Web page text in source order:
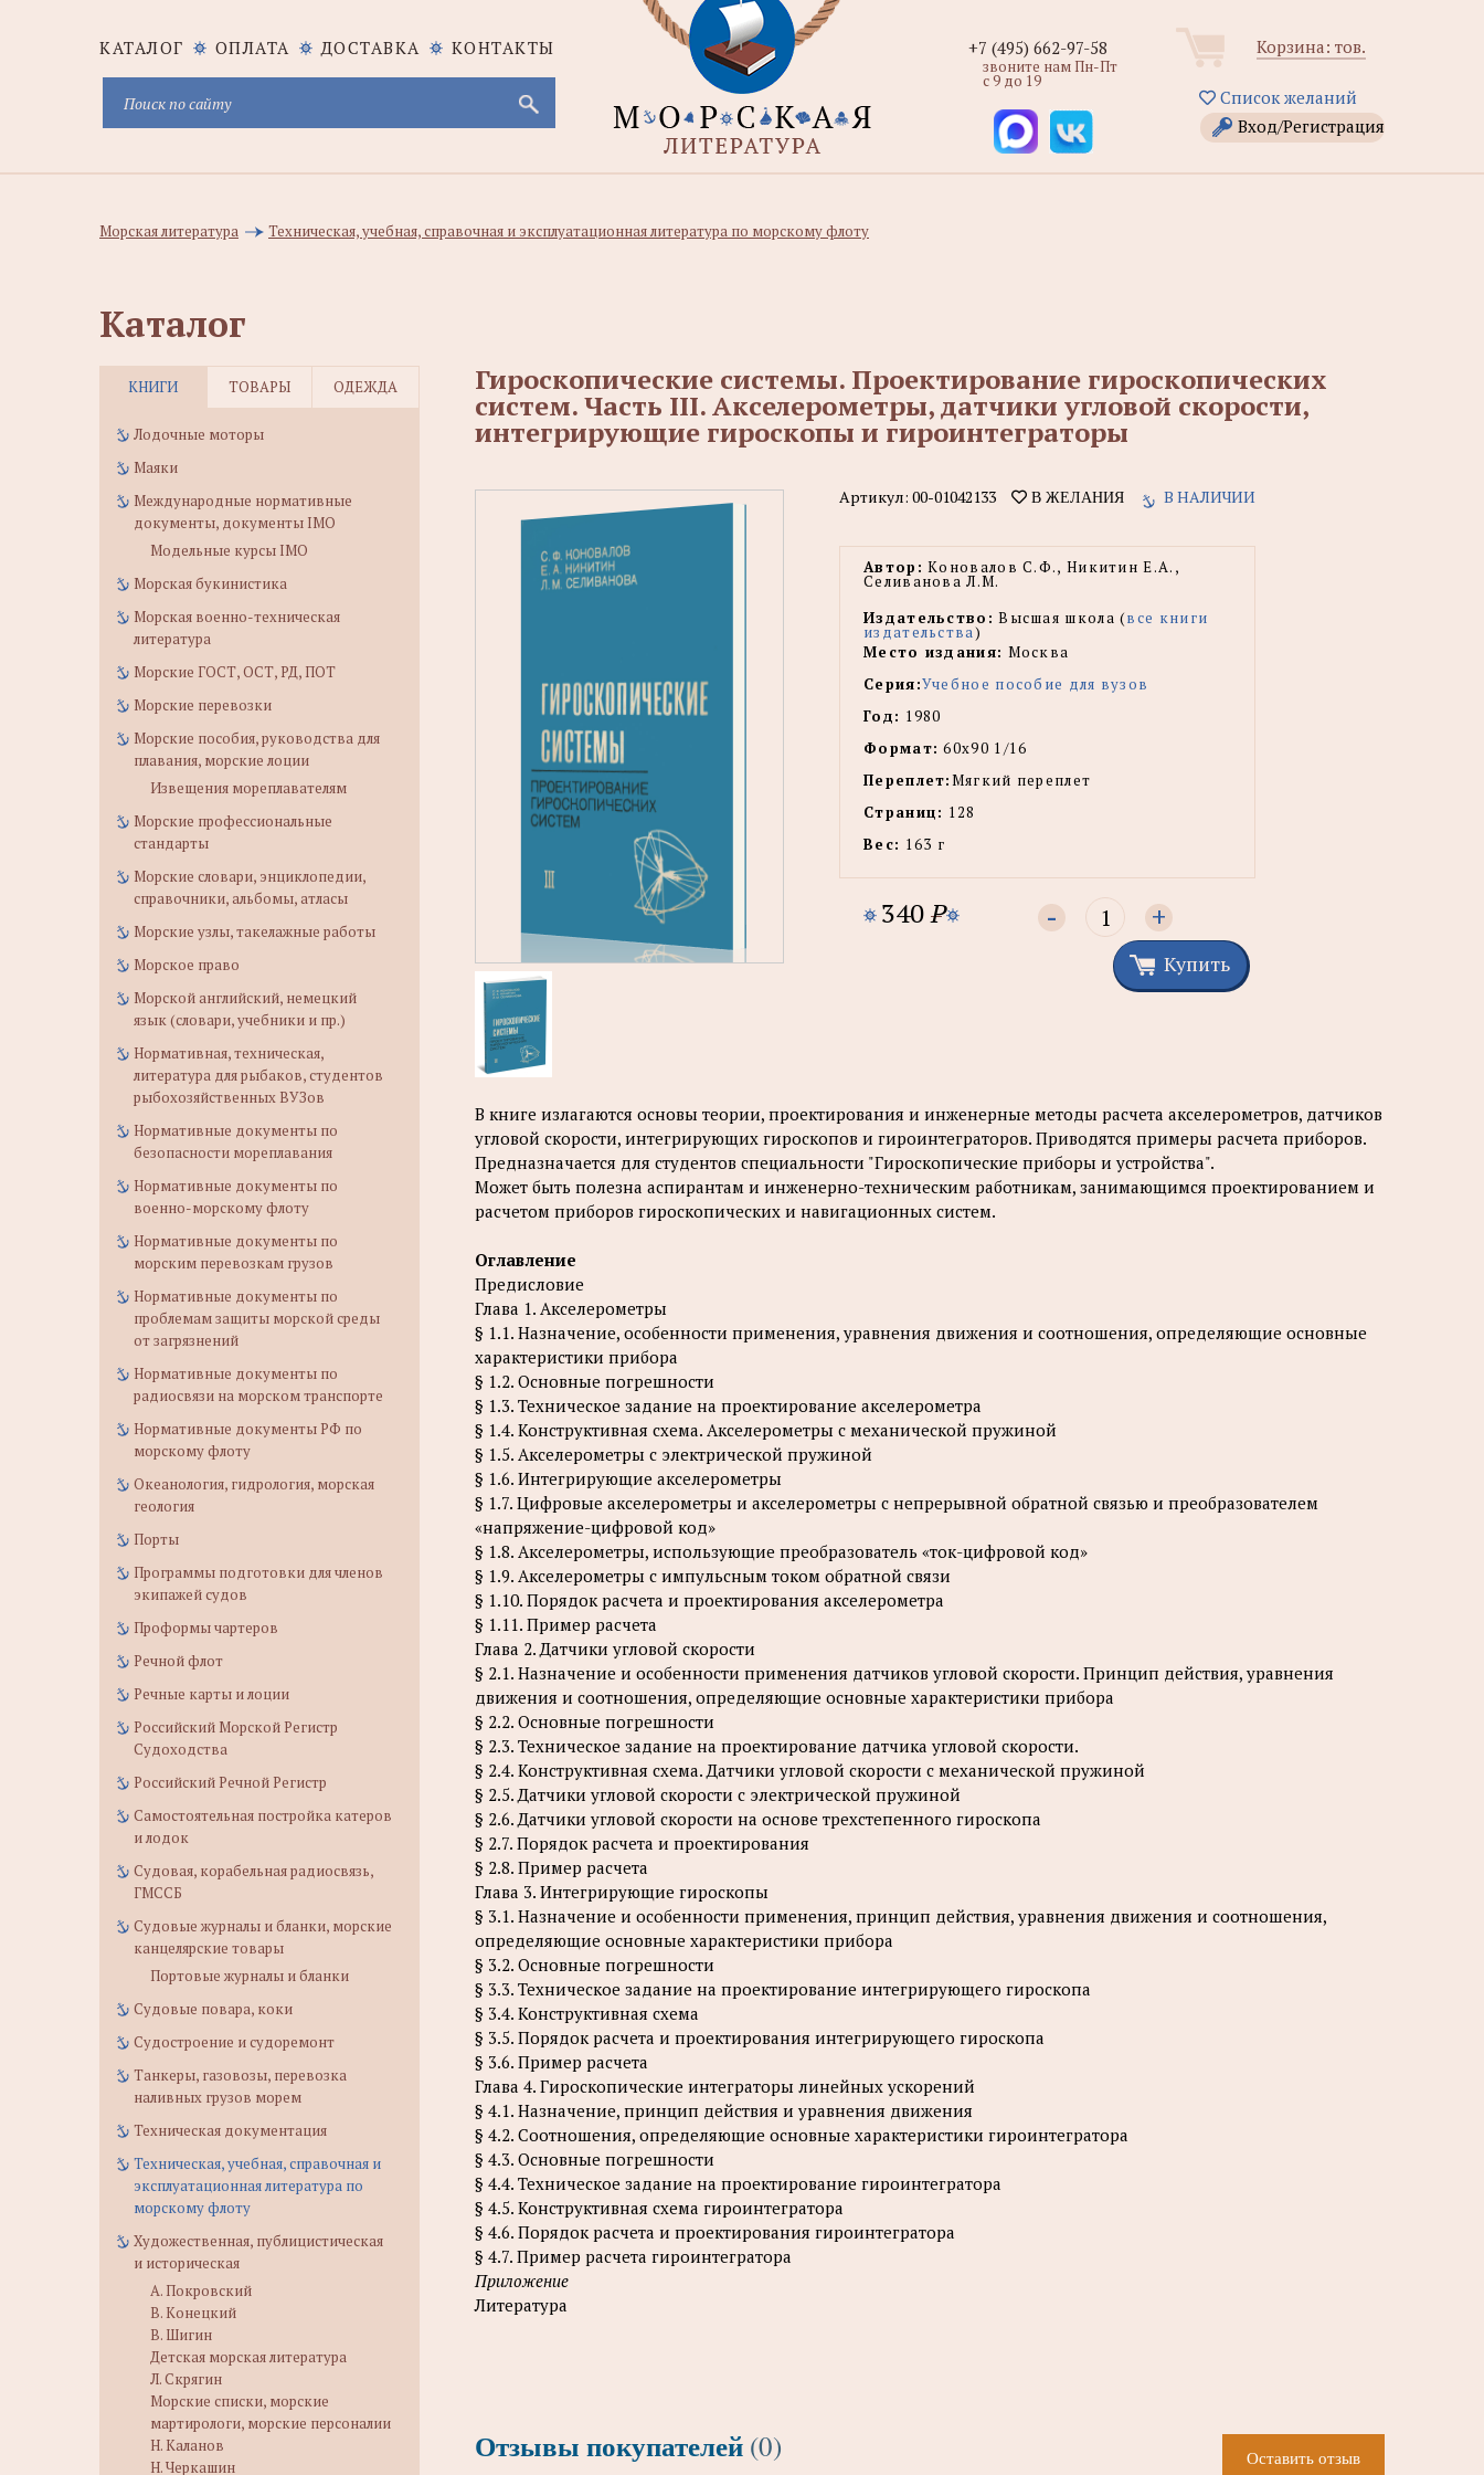
КАТАЛОГ ОПЛАТА ДОСТАВКА КОНТАКТЫ Корзина: тов.
Список желаний
Вход/Регистрация
+7 (495) 662-97-58
звоните нам Пн-Пт
с 9 до 19
Морская литература Техническая, учебная, справочная и эксплуатационная литература по морскому флоту
Каталог
КНИГИ ТОВАРЫ ОДЕЖДА
Лодочные моторы
Маяки
Международные нормативные
документы, документы IMO
Модельные курсы IMO
Морская букинистика
Морская военно-техническая
литература
Морские ГОСТ, ОСТ, РД, ПОТ
Морские перевозки
Морские пособия, руководства для
плавания, морские лоции
Извещения мореплавателям
Морские профессиональные
стандарты
Морские словари, энциклопедии,
справочники, альбомы, атласы
Морские узлы, такелажные работы
Морское право
Морской английский, немецкий
язык (словари, учебники и пр.)
Нормативная, техническая,
литература для рыбаков, студентов
рыбохозяйственных ВУЗов
Нормативные документы по
безопасности мореплавания
Нормативные документы по
военно-морскому флоту
Нормативные документы по
морским перевозкам грузов
Нормативные документы по
проблемам защиты морской среды
от загрязнений
Нормативные документы по
радиосвязи на морском транспорте
Нормативные документы РФ по
морскому флоту
Океанология, гидрология, морская
геология
Порты
Программы подготовки для членов
экипажей судов
Проформы чартеров
Речной флот
Речные карты и лоции
Российский Морской Регистр
Судоходства
Российский Речной Регистр
Самостоятельная постройка катеров
и лодок
Судовая, корабельная радиосвязь,
ГМССБ
Судовые журналы и бланки, морские
канцелярские товары
Портовые журналы и бланки
Судовые повара, коки
Судостроение и судоремонт
Танкеры, газовозы, перевозка
наливных грузов морем
Техническая документация
Техническая, учебная, справочная и
эксплуатационная литература по
морскому флоту
Художественная, публицистическая
и историческая
А. Покровский
В. Конецкий
В. Шигин
Детская морская литература
Л. Скрягин
Морские списки, морские
мартирологи, морские персоналии
Н. Каланов
Н. Черкашин
Гироскопические системы. Проектирование гироскопических
систем. Часть III. Акселерометры, датчики угловой скорости,
интегрирующие гироскопы и гироинтеграторы
Артикул: 00-01042133 В ЖЕЛАНИЯ В НАЛИЧИИ
Автор: Коновалов С.Ф., Никитин Е.А.,
Селиванова Л.М.
Издательство: Высшая школа (все книги
издательства)
Место издания: Москва
Серия:Учебное пособие для вузов
Год: 1980
Формат: 60х90 1/16
Переплет:Мягкий переплет
Страниц: 128
Вес: 163 г
340P - +
Купить
В книге излагаются основы теории, проектирования и инженерные методы расчета акселерометров, датчиков
угловой скорости, интегрирующих гироскопов и гироинтеграторов. Приводятся примеры расчета приборов.
Предназначается для студентов специальности "Гироскопические приборы и устройства".
Может быть полезна аспирантам и инженерно-техническим работникам, занимающимся проектированием и
расчетом приборов гироскопических и навигационных систем.
Оглавление
Предисловие
Глава 1. Акселерометры
§ 1.1. Назначение, особенности применения, уравнения движения и соотношения, определяющие основные
характеристики прибора
§ 1.2. Основные погрешности
§ 1.3. Техническое задание на проектирование акселерометра
§ 1.4. Конструктивная схема. Акселерометры с механической пружиной
§ 1.5. Акселерометры с электрической пружиной
§ 1.6. Интегрирующие акселерометры
§ 1.7. Цифровые акселерометры и акселерометры с непрерывной обратной связью и преобразователем
«напряжение-цифровой код»
§ 1.8. Акселерометры, использующие преобразователь «ток-цифровой код»
§ 1.9. Акселерометры с импульсным током обратной связи
§ 1.10. Порядок расчета и проектирования акселерометра
§ 1.11. Пример расчета
Глава 2. Датчики угловой скорости
§ 2.1. Назначение и особенности применения датчиков угловой скорости. Принцип действия, уравнения
движения и соотношения, определяющие основные характеристики прибора
§ 2.2. Основные погрешности
§ 2.3. Техническое задание на проектирование датчика угловой скорости.
§ 2.4. Конструктивная схема. Датчики угловой скорости с механической пружиной
§ 2.5. Датчики угловой скорости с электрической пружиной
§ 2.6. Датчики угловой скорости на основе трехстепенного гироскопа
§ 2.7. Порядок расчета и проектирования
§ 2.8. Пример расчета
Глава 3. Интегрирующие гироскопы
§ 3.1. Назначение и особенности применения, принцип действия, уравнения движения и соотношения,
определяющие основные характеристики прибора
§ 3.2. Основные погрешности
§ 3.3. Техническое задание на проектирование интегрирующего гироскопа
§ 3.4. Конструктивная схема
§ 3.5. Порядок расчета и проектирования интегрирующего гироскопа
§ 3.6. Пример расчета
Глава 4. Гироскопические интеграторы линейных ускорений
§ 4.1. Назначение, принцип действия и уравнения движения
§ 4.2. Соотношения, определяющие основные характеристики гироинтегратора
§ 4.3. Основные погрешности
§ 4.4. Техническое задание на проектирование гироинтегратора
§ 4.5. Конструктивная схема гироинтегратора
§ 4.6. Порядок расчета и проектирования гироинтегратора
§ 4.7. Пример расчета гироинтегратора
Приложение
Литература
Отзывы покупателей (0) Оставить отзыв